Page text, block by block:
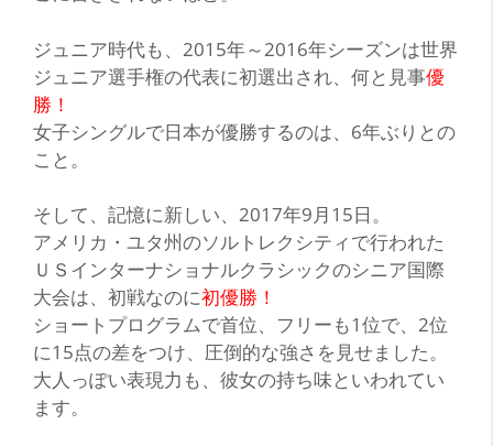
ジュニア時代も、2015年～2016年シーズンは世界
ジュニア選手権の代表に初選出され、何と見事優
勝！
女子シングルで日本が優勝するのは、 6年ぶり との
こと。
そして、記憶に新しい、2017年9月15日。
アメリカ・ユタ州のソルトレクシティで行われた
ＵＳインターナショナルクラシックのシニア国際
大会は、初戦なのに初優勝！
ショートプログラムで首位、フリーも1位で、2位
に15点の差をつけ、圧倒的な強さを見せました。
大人っぽい表現力も、 彼女の持ち味といわれてい
ます。